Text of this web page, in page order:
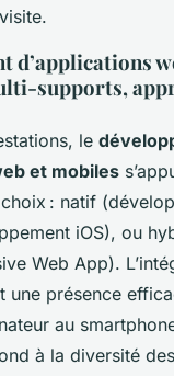
d’applications
supports,
le
et mobiles
: natif
iOS), ou
Web App).
une présence
au
à la diversité